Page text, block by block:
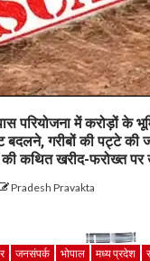
परियोजना में करोड़ों के
गरीबों की पट्टे की
कथित खरीद-फरोख्त पर
Pradesh Pravakta
जनसंपर्क भोपाल मध्य प्रदेश